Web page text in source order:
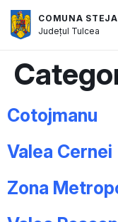
COMUNA
Județul Tulcea
Cotojmanu
Valea Cernei
Zona